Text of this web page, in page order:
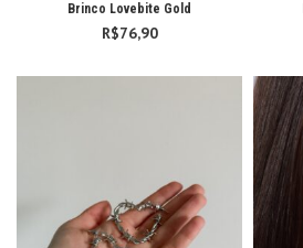
Brinco Lovebite Gold
R$76,90